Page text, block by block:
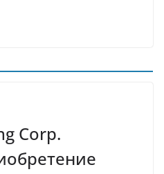
Corp.